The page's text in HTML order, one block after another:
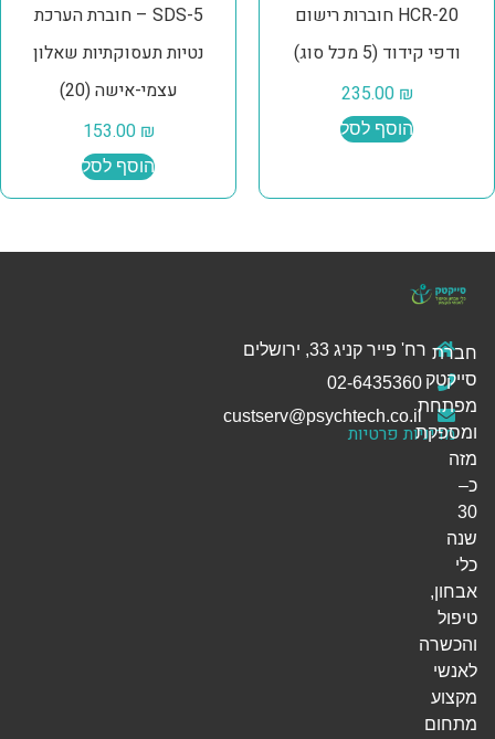
HCR-20 חוברות רישום
ודפי קידוד (5 מכל סוג)
235.00 ₪
הוסף לסל
SDS-5 – חוברת הערכת
נטיות תעסוקתיות שאלון
עצמי-אישה (20)
153.00 ₪
הוסף לסל
רח' פייר קניג 33, ירושלים
מדיניות פרטיות
חברת
סייקטק
מפתחת
ומספקת
מזה
כ–
30
שנה
כלי
אבחון,
טיפול
והכשרה
לאנשי
מקצוע
מתחום